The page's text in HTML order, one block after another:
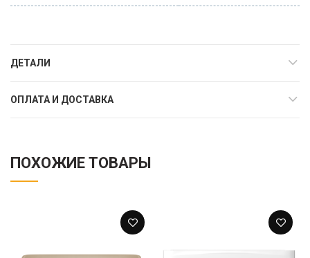
ДЕТАЛИ
ОПЛАТА И ДОСТАВКА
ПОХОЖИЕ ТОВАРЫ